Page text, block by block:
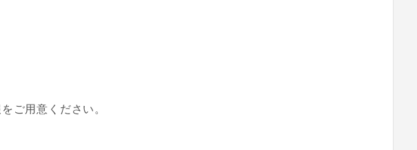
ご用意ください。